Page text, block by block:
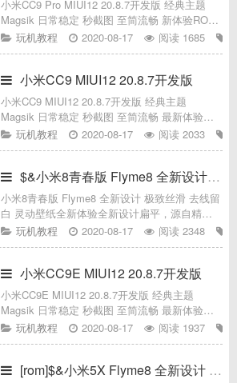
小米CC9 Pro MIUI12 20.8.7开发版 经典主题
Magsik 日常稳定 秒截图 至简流畅 新体验ROM
介绍：*设备必须保证已经解锁，再刷入一款适
合自己手机的TWRP-RECOVERY*
玩机教程 2020-08-17 阅读 1685
小米CC9 MIUI12 20.8.7开发版
小米CC9 MIUI12 20.8.7开发版 经典主题
Magsik 日常稳定 秒截图 至简流畅 最新体验
ROM介绍：*设备必须保证已经解锁，再刷入一
款适合自己手机的TWRP-RECOVERY*基于M
玩机教程 2020-08-17 阅读 2033
$&小米8青春版 Flyme8 全新设计 极致丝滑
小米8青春版 Flyme8 全新设计 极致丝滑 去线留
白 灵动壁纸全新体验全新设计扁平，源自精细
的拟物；大胆的色彩下，是若隐若现的光影；去
形取意，抹除棱角；碰触左右，不被形式左右;
玩机教程 2020-08-17 阅读 2348
小米CC9E MIUI12 20.8.7开发版
小米CC9E MIUI12 20.8.7开发版 经典主题
Magsik 日常稳定 秒截图 至简流畅 最新体验
ROM介绍：*设备必须保证已经解锁，再刷入一
款适合自己手机的TWRP-RECOVERY*基于
玩机教程 2020-08-17 阅读 1937
[rom]$&小米5X Flyme8 全新设计 极致丝滑 去线留白